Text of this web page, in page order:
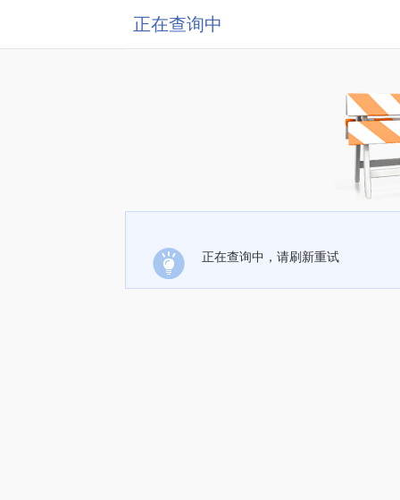
正在查询中
正在查询中，请刷新重试